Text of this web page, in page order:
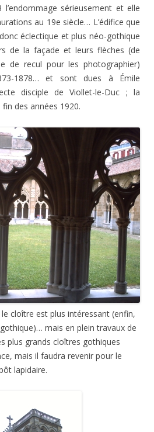
sérieusement et elle
au 19e siècle… L’édifice que
éclectique et plus néo-gothique
de la façade et leurs flèches (de
de recul pour les photographier)
1878… et sont dues à Émile
disciple de Viollet-le-Duc ; la
des années 1920.
cloître est plus intéressant (enfin,
mais en plein travaux de
plus grands cloîtres gothiques
mais il faudra revenir pour le
lapidaire.